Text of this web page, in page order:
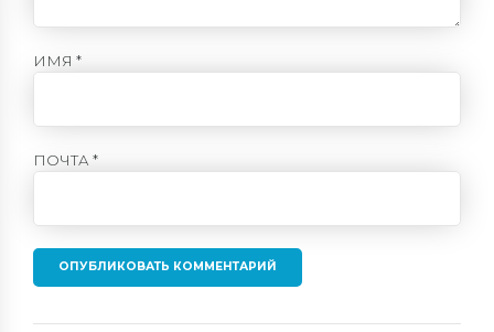
ИМЯ *
ПОЧТА *
ОПУБЛИКОВАТЬ КОММЕНТАРИЙ